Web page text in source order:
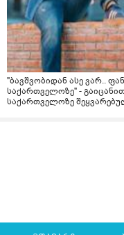
"ბავშვობიდან ასე ვარ..
საქართველოზე" -
საქართველოზე